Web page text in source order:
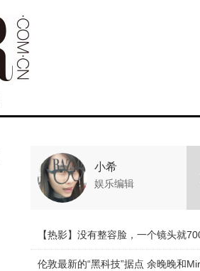
小希
娱乐编辑